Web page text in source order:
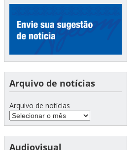
Arquivo de notícias
Arquivo de notícias
Audiovisual